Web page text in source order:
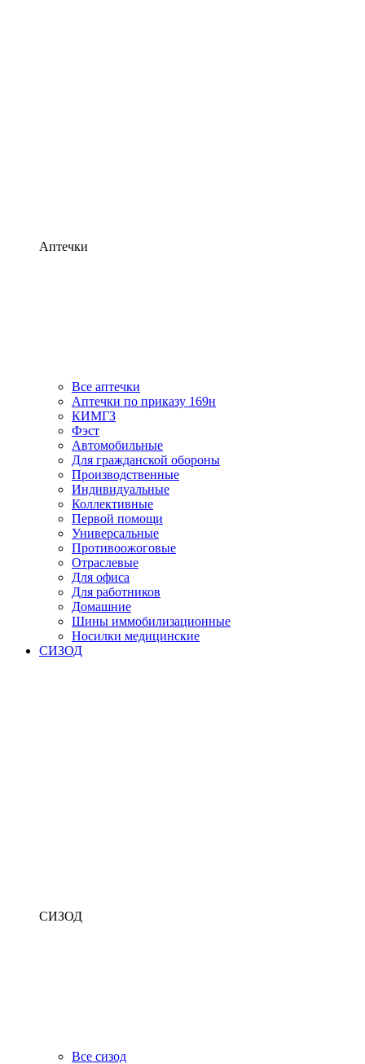
Аптечки
Все аптечки
Аптечки по приказу 169н
КИМГЗ
Фэст
Автомобильные
Для гражданской обороны
Производственные
Индивидуальные
Коллективные
Первой помощи
Универсальные
Противоожоговые
Отраслевые
Для офиса
Для работников
Домашние
Шины иммобилизационные
Носилки медицинские
СИЗОД
СИЗОД
Все сизод